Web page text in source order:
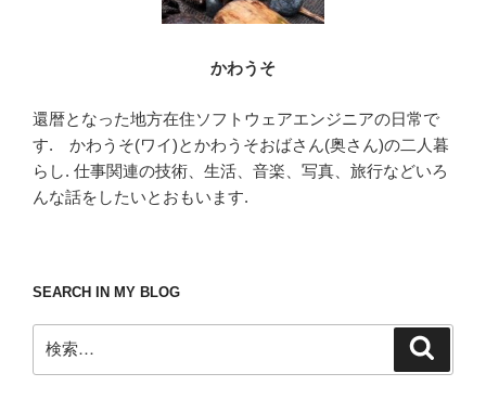
かわうそ
還暦となった地方在住ソフトウェアエンジニアの日常で
す. かわうそ(ワイ)とかわうそおばさん(奥さん)の二人暮
らし. 仕事関連の技術、生活、音楽、写真、旅行などいろ
んな話をしたいとおもいます.
SEARCH IN MY BLOG
索: